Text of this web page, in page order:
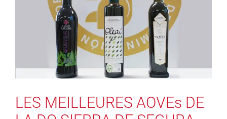
LES MEILLEURES AOVEs DE